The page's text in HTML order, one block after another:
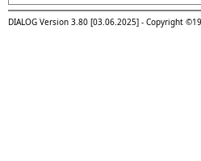
DIALOG Version 3.80 [03.06.2025] - Copyright